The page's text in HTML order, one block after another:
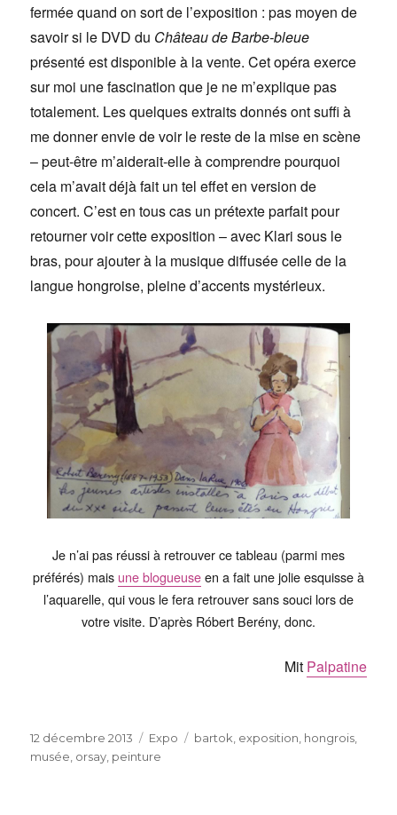
fermée quand on sort de l’exposition : pas moyen de
savoir si le DVD du Château deBarbe-bleue
présenté est disponible à la vente. Cet opéra exerce
sur moi une fascination que je ne m’explique pas
totalement. Les quelques extraits donnés ont suffi à
me donner envie de voir le reste de la mise en scène
– peut-être m’aiderait-elle à comprendre pourquoi
cela m’avait déjà fait un tel effet en version de
concert. C’est en tous cas un prétexte parfait pour
retourner voir cette exposition – avec Klari sous le
bras, pour ajouter à la musique diffusée celle de la
langue hongroise, pleine d’accents mystérieux.
Je n’ai pas réussi à retrouver ce tableau (parmi mes
préférés) mais une blogueuseen a fait une jolie esquisse à
l’aquarelle, qui vous le fera retrouver sans souci lors de
votre visite. D’après Róbert Berény, donc.
Mit Palpatine
Publié
le
12 décembre 2013 Catégories
Expo Étiquettes
bartok exposition hongrois
musée orsay peinture